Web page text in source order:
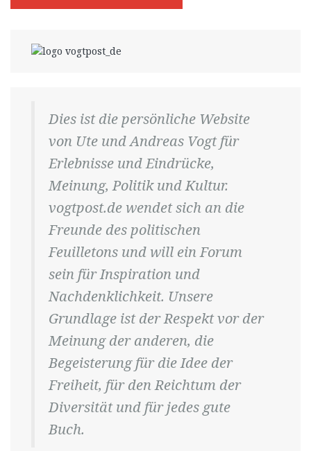
Dies ist die persönliche Website
von Ute und Andreas Vogt für
Erlebnisse und Eindrücke,
Meinung, Politik und Kultur.
vogtpost.de wendet sich an die
Freunde des politischen
Feuilletons und will ein Forum
sein für Inspiration und
Nachdenklichkeit. Unsere
Grundlage ist der Respekt vor der
Meinung der anderen, die
Begeisterung für die Idee der
Freiheit, für den Reichtum der
Diversität und für jedes gute
Buch.